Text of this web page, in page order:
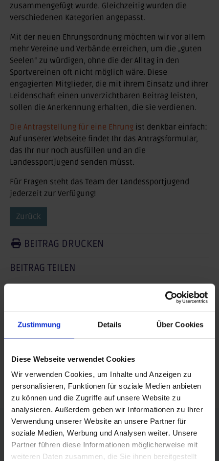
Zustimmung Details Über Cookies
Diese Webseite verwendet Cookies
Wir verwenden Cookies, um Inhalte und Anzeigen zu
personalisieren, Funktionen für soziale Medien anbieten
zu können und die Zugriffe auf unsere Website zu
analysieren. Außerdem geben wir Informationen zu Ihrer
Verwendung unserer Website an unsere Partner für
soziale Medien, Werbung und Analysen weiter. Unsere
Partner führen diese Informationen möglicherweise mit
weiteren Daten zusammen, die Sie ihnen bereitgestellt
zusammengefügt wurde. Gleichzeitig wurden die
verschiedenen Kategorien angepasst.
Mit der neuen Ehrungsordnung möchten wir vor allem
mehr Vereine und Verbände erreichen, um die „guten
Seelen“ zu würdigen, ohne die der Alltag in den
Sportvereinen oft nicht möglich wäre. Diese
engagierten Mitglieder, die mit ihrem Einsatz und ihrer
Leidenschaft einen unverzichtbaren Beitrag leisten,
sollen die Anerkennung erhalten, die sie verdienen.
Die Antragstellung für eine Ehrung ist denkbar einfach:
Auf unserer Webseite findet Ihr das Antragsformular,
das Ihr nur noch ausfüllen und an die
Landessportjugend senden müsst.
Für Fragen steht das Team der Landessportjugend
jederzeit zur Verfügung!
Zurück
BEITRAG DRUCKEN
BEITRAG TEILEN
posten
RSS FEED
FÖRDERER DES SPORTS IN SACHSEN-ANHALT